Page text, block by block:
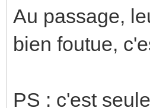
Au passage,
bien foutue,
PS : c'est